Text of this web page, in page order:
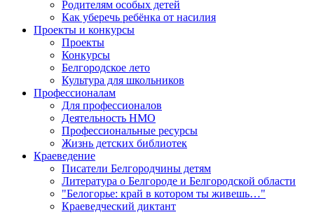
Родителям особых детей
Как уберечь ребёнка от насилия
Проекты и конкурсы
Проекты
Конкурсы
Белгородское лето
Культура для школьников
Профессионалам
Для профессионалов
Деятельность НМО
Профессиональные ресурсы
Жизнь детских библиотек
Краеведение
Писатели Белгородчины детям
Литература о Белгороде и Белгородской области
"Белогорье: край в котором ты живешь…"
Краеведческий диктант